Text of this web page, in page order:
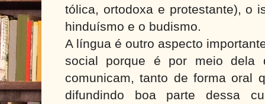
tólica, ortodoxa e protestante), o
hinduísmo e o budismo.
A língua é outro aspecto
social porque é por meio dela
comunicam, tanto de forma oral
difundindo boa parte dessa